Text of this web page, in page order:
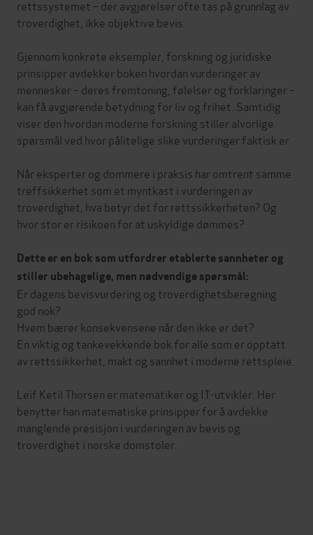
rettssystemet – der avgjørelser ofte tas på grunnlag av
troverdighet, ikke objektive bevis.
Gjennom konkrete eksempler, forskning og juridiske
prinsipper avdekker boken hvordan vurderinger av
mennesker – deres fremtoning, følelser og forklaringer –
kan få avgjørende betydning for liv og frihet. Samtidig
viser den hvordan moderne forskning stiller alvorlige
spørsmål ved hvor pålitelige slike vurderinger faktisk er.
Når eksperter og dommere i praksis har omtrent samme
treffsikkerhet som et myntkast i vurderingen av
troverdighet, hva betyr det for rettssikkerheten? Og
hvor stor er risikoen for at uskyldige dømmes?
Dette er en bok som utfordrer etablerte sannheter og
stiller ubehagelige, men nødvendige spørsmål:
Er dagens bevisvurdering og troverdighetsberegning
god nok?
Hvem bærer konsekvensene når den ikke er det?
En viktig og tankevekkende bok for alle som er opptatt
av rettssikkerhet, makt og sannhet i moderne rettspleie.
Leif Ketil Thorsen er matematiker og IT-utvikler. Her
benytter han matematiske prinsipper for å avdekke
manglende presisjon i vurderingen av bevis og
troverdighet i norske domstoler.